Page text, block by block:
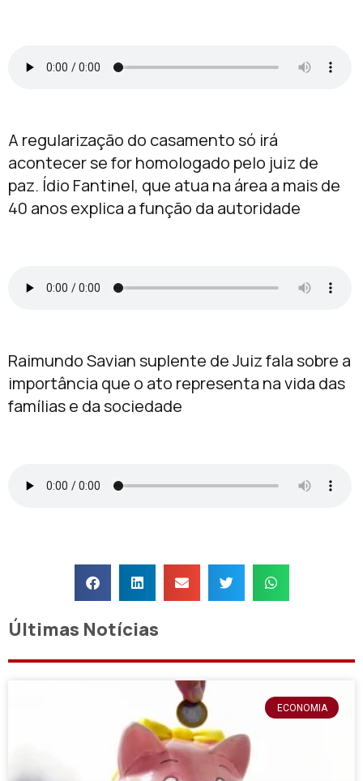
A regularização do casamento só irá
acontecer se for homologado pelo juiz de
paz. Ídio Fantinel, que atua na área a mais de
40 anos explica a função da autoridade
Raimundo Savian suplente de Juiz fala sobre a
importância que o ato representa na vida das
famílias e da sociedade
Últimas Notícias
ECONOMIA